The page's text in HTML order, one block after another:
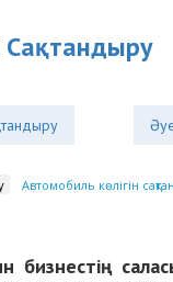
Cақтандыру
Автомобиль көлігін
бизнестің